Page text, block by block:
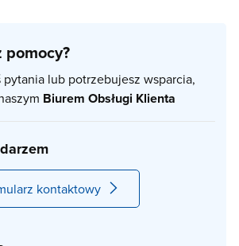
pomocy?
lub potrzebujesz wsparcia,
Biurem Obsługi Klienta
kontaktowy